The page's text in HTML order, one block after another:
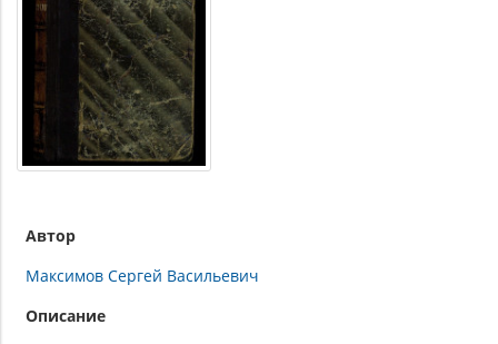
Автор
Максимов Сергей Васильевич
Описание